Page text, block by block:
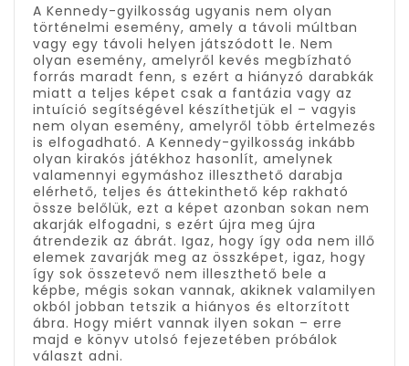
A Kennedy-gyilkosság ugyanis nem olyan
történelmi esemény, amely a távoli múltban
vagy egy távoli helyen játszódott le. Nem
olyan esemény, amelyről kevés megbízható
forrás maradt fenn, s ezért a hiányzó darabkák
miatt a teljes képet csak a fantázia vagy az
intuíció segítségével készíthetjük el – vagyis
nem olyan esemény, amelyről több értelmezés
is elfogadható. A Kennedy-gyilkosság inkább
olyan kirakós játékhoz hasonlít, amelynek
valamennyi egymáshoz illeszthető darabja
elérhető, teljes és áttekinthető kép rakható
össze belőlük, ezt a képet azonban sokan nem
akarják elfogadni, s ezért újra meg újra
átrendezik az ábrát. Igaz, hogy így oda nem illő
elemek zavarják meg az összképet, igaz, hogy
így sok összetevő nem illeszthető bele a
képbe, mégis sokan vannak, akiknek valamilyen
okból jobban tetszik a hiányos és eltorzított
ábra. Hogy miért vannak ilyen sokan – erre
majd e könyv utolsó fejezetében próbálok
választ adni.